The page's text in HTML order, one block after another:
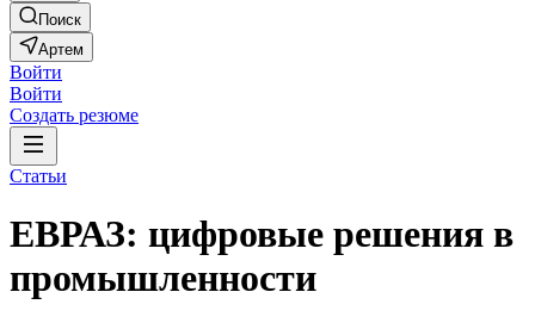
Поиск
Артем
Войти
Войти
Создать резюме
Статьи
ЕВРАЗ: цифровые решения в
промышленности